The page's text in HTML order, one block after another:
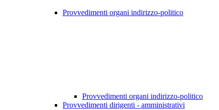
Provvedimenti organi indirizzo-politico
Provvedimenti organi indirizzo-politico
Provvedimenti dirigenti - amministrativi